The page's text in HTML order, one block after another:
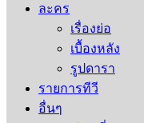
ละคร
เรื่องย่อ
เบื้องหลัง
รูปดารา
รายการทีวี
อื่นๆ